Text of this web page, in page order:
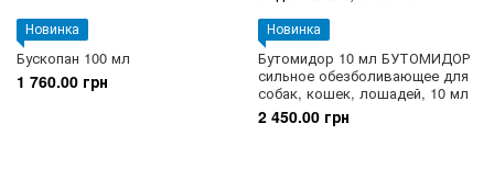
Новинка
Бускопан 100 мл
1 760.00 грн
Новинка
Бутомидор 10 мл БУТОМИДОР
сильное обезболивающее для
собак, кошек, лошадей, 10 мл
2 450.00 грн